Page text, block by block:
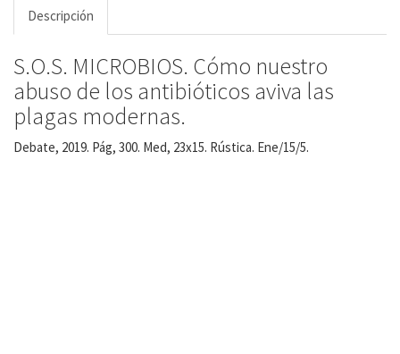
Descripción
S.O.S. MICROBIOS. Cómo nuestro
abuso de los antibióticos aviva las
plagas modernas.
Debate, 2019. Pág, 300. Med, 23x15. Rústica. Ene/15/5.